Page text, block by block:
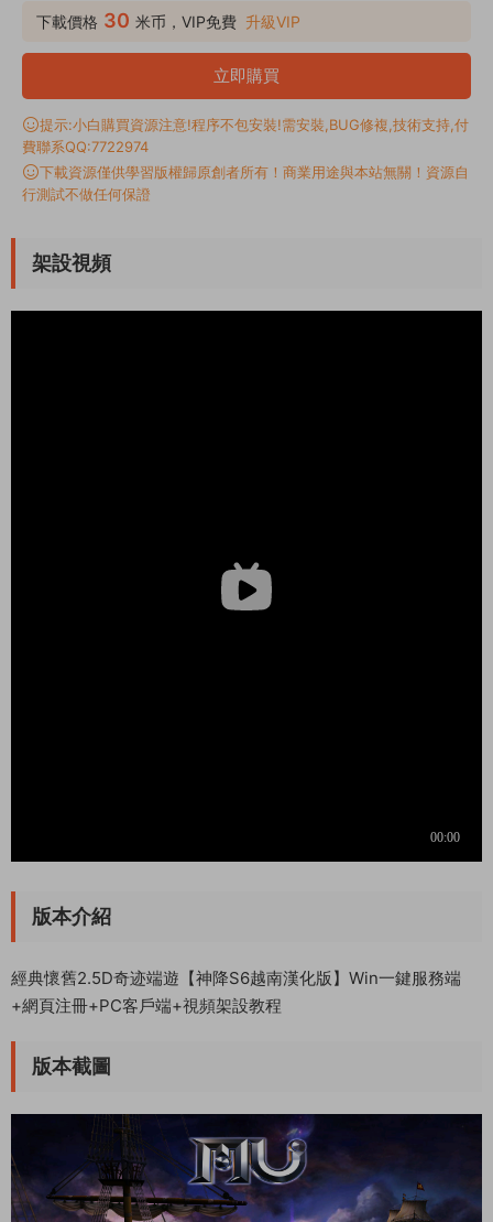
下載價格 30 米币，VIP免費 升級VIP
立即購買
提示:小白購買資源注意!程序不包安裝!需安裝,BUG修複,技術支持,付
費聯系QQ:7722974
下載資源僅供學習版權歸原創者所有！商業用途與本站無關！資源自
行測試不做任何保證
架設視頻
版本介紹
經典懷舊2.5D奇迹端遊【神降S6越南漢化版】Win一鍵服務端
+網頁注冊+PC客戶端+視頻架設教程
版本截圖